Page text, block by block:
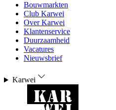
Bouwmarkten
Club Karwei
Over Karwei
Klantenservice
Duurzaamheid
Vacatures
Nieuwsbrief
Karwei